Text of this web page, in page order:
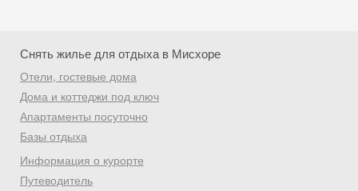
Снять жилье для отдыха в Мисхоре
Отели, гостевые дома
Дома и коттеджи под ключ
Апартаменты посуточно
Базы отдыха
Информация о курорте
Путеводитель
Хочешь дешевле? Оставь почту и получи
промокод на первое бронирование!